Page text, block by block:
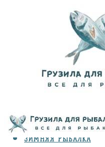
ВИДЫ ЛОВЛИ
ЗИМНЯЯ РЫБАЛКА